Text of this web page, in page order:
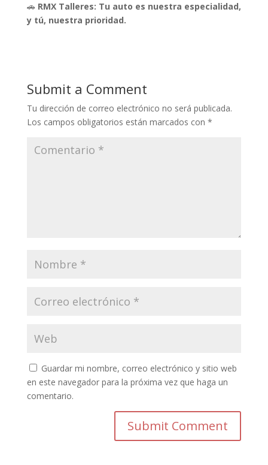
🚗 RMX Talleres: Tu auto es nuestra especialidad,
y tú, nuestra prioridad.
Submit a Comment
Tu dirección de correo electrónico no será publicada.
Los campos obligatorios están marcados con *
Guardar mi nombre, correo electrónico y sitio web
en este navegador para la próxima vez que haga un
comentario.